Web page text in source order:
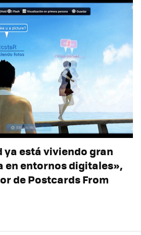
ya está viviendo gran
en entornos digitales»,
de Postcards From